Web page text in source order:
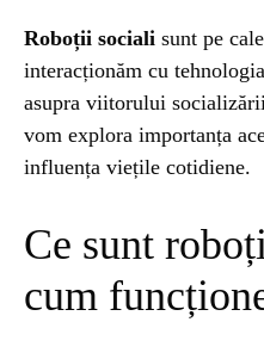
Roboții sociali sunt pe
interacționăm cu
asupra viitorului
vom explora importanța
influența viețile cotidiene.
Ce sunt
cum
POPULAR